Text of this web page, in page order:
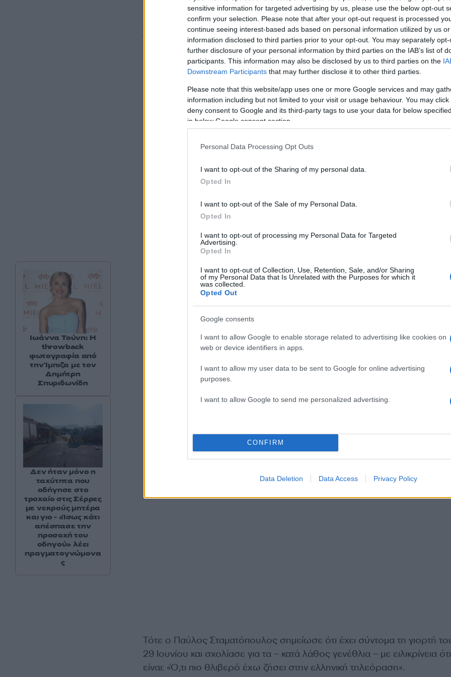
sensitive information for targeted advertising by us, please use the below opt-out
confirm your selection. Please note that after your opt-out request is processed
continue seeing interest-based ads based on personal information utilized by us
information disclosed to third parties prior to your opt-out. You may separately
further disclosure of your personal information by third parties on the IAB’s list of
participants. This information may also be disclosed by us to third parties on the
Downstream Participants that may further disclose it to other third parties.
Please note that this website/app uses one or more Google services and may
information including but not limited to your visit or usage behaviour. You may
deny consent to Google and its third-party tags to use your data for below
in below Google consent section.
Personal Data Processing Opt Outs
I want to opt-out of the Sharing of my personal data.
Opted In
I want to opt-out of the Sale of my Personal Data.
Opted In
I want to opt-out of processing my Personal Data for Targeted
Advertising.
Opted In
I want to opt-out of Collection, Use, Retention, Sale, and/or Sharing
of my Personal Data that Is Unrelated with the Purposes for which it
was collected.
Opted Out
Google consents
I want to allow Google to enable storage related to advertising like cookies on
web or device identifiers in apps.
I want to allow my user data to be sent to Google for online advertising
purposes.
I want to allow Google to send me personalized advertising.
CONFIRM
Data Deletion Data Access Privacy Policy
Αμέσως μετά, ο δημοσιογράφος ζήτησε από τους συνεργάτες του να
τραγουδήσουν το κλασικό κομμάτι των γενεθλίων και έσβησε το κερί
ΔΙΑΦΗΜΙΣΗ
Παύλος, ε;” και της απαντάω “όχι καλέ, η Ναταλία Γερμανού έχει”»,
Τότε ο Παύλος Σταματόπουλος σημείωσε ότι έχει σύντομα τη γιορτή
29 Ιουνίου και σχολίασε για τα – κατά λάθος γενέθλια – με ειλικρίνεια ότι
είναι: «Ό,τι πιο θλιβερό έχω ζήσει στην ελληνική τηλεόραση».
Ιωάννα Τούνη: Η
throwback
φωτογραφία από
την Ίμπιζα με τον
Δημήτρη
Σπυριδωνίδη
Δεν ήταν μόνο η
ταχύτητα που
οδήγησε στο
τροχαίο στις Σέρρες
με νεκρούς μητέρα
και γιο - «Ίσως κάτι
απέσπασε την
προσοχή του
οδηγού» λέει
πραγματογνώμονα
ς